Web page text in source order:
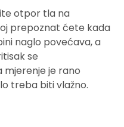
otpor tla na
prepoznat ćete kada
naglo povećava, a
se
mjerenje je rano
treba biti vlažno.